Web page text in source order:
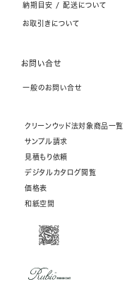
納期目安 / 配送について
お取引きについて
お問い合せ
一般のお問い合せ
クリーンウッド法対象商品一覧
サンプル請求
見積もり依頼
デジタルカタログ閲覧
価格表
和紙空間